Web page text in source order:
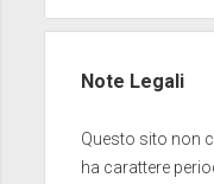
Note Legali
Questo sito non
ha carattere